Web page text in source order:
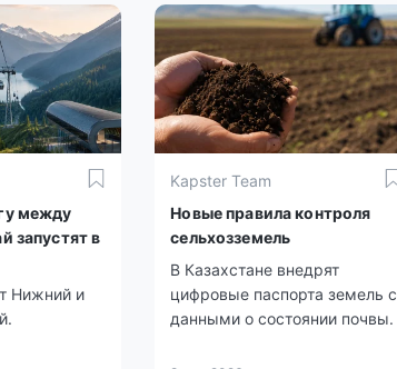
между
запустят в
Kapster Team
Новые правила контроля
сельхозземель
В Казахстане внедрят
цифровые паспорта земель с
данными о состоянии почвы.